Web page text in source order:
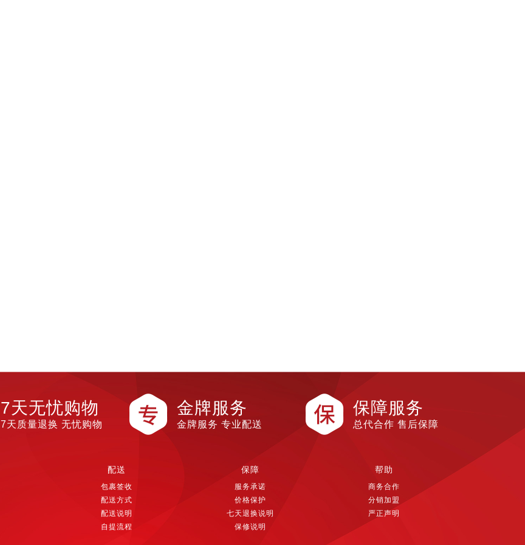
7天无忧购物
7天质量退换 无忧购物
金牌服务
金牌服务 专业配送
保障服务
总代合作 售后保障
配送
包裹签收
配送方式
配送说明
自提流程
保障
服务承诺
价格保护
七天退换说明
保修说明
帮助
商务合作
分销加盟
严正声明